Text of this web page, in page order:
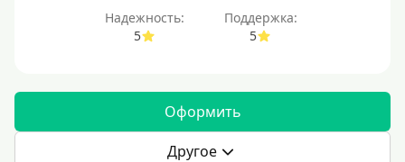
Надежность:
5
Поддержка:
5
Оформить
Другое